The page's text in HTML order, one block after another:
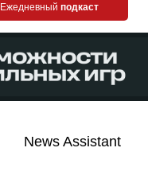
Ежедневный подкаст
News Assistant